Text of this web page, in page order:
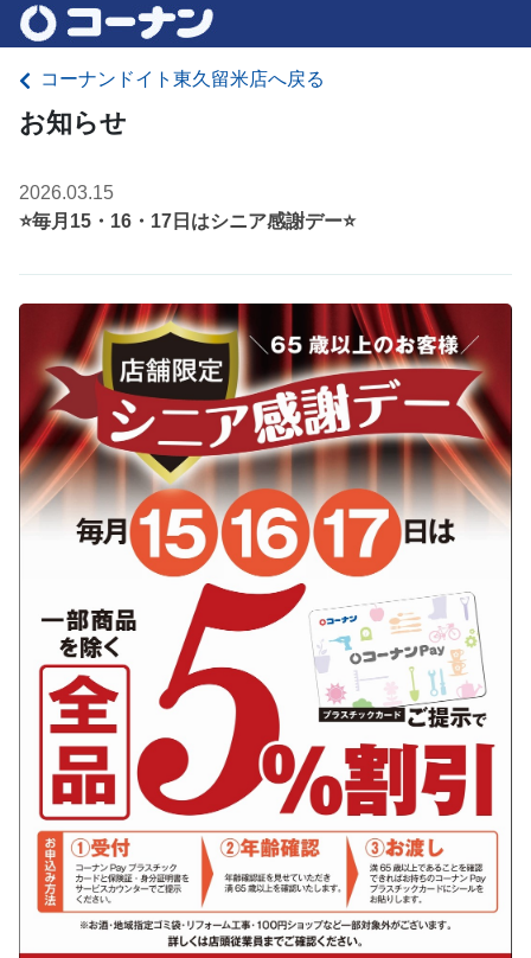
コーナンドイト東久留米店へ戻る
お知らせ
2026.03.15
⭐毎月15・16・17日はシニア感謝デー⭐